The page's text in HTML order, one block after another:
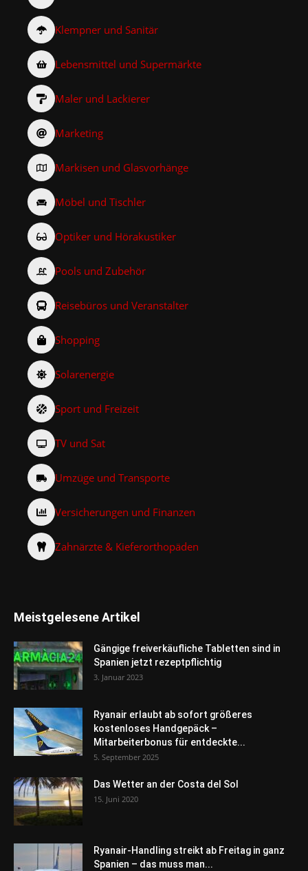
Klempner und Sanitär
Lebensmittel und Supermärkte
Maler und Lackierer
Marketing
Markisen und Glasvorhänge
Möbel und Tischler
Optiker und Hörakustiker
Pools und Zubehör
Reisebüros und Veranstalter
Shopping
Solarenergie
Sport und Freizeit
TV und Sat
Umzüge und Transporte
Versicherungen und Finanzen
Zahnärzte & Kieferorthopäden
Meistgelesene Artikel
Gängige freiverkäufliche Tabletten sind in
Spanien jetzt rezeptpflichtig
3. Januar 2023
Ryanair erlaubt ab sofort größeres
kostenloses Handgepäck –
Mitarbeiterbonus für entdeckte...
5. September 2025
Das Wetter an der Costa del Sol
15. Juni 2020
Ryanair-Handling streikt ab Freitag in ganz
Spanien – das muss man...